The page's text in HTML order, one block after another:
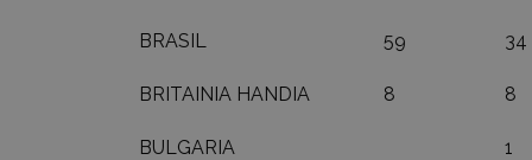
BRASIL 59 34
BRITAINIA HANDIA 8 8
BULGARIA 1